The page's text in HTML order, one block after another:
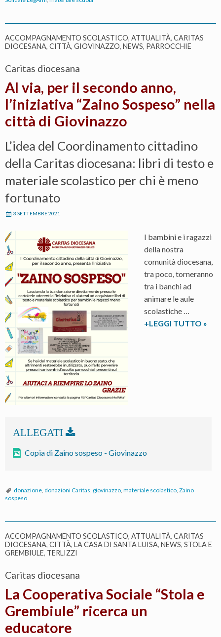
uniti
ACCOMPAGNAMENTO SCOLASTICO, ATTUALITÀ, CARITAS
DIOCESANA, CITTÀ, GIOVINAZZO, NEWS, PARROCCHIE
Caritas diocesana
Al via, per il secondo anno,
l’iniziativa “Zaino Sospeso” nella
città di Giovinazzo
L’idea del Coordinamento cittadino
della Caritas diocesana: libri di testo e
materiale scolastico per chi è meno
fortunato
3 SETTEMBRE 2021
I bambini e i ragazzi
della nostra
comunità diocesana,
tra poco, torneranno
tra i banchi ad
animare le aule
scolastiche …
+LEGGI TUTTO Al
»
Copia di Zaino sospeso - Giovinazzo
donazione, donazioni Caritas, giovinazzo, materiale scolastico, Zaino
sospeso
ACCOMPAGNAMENTO SCOLASTICO, ATTUALITÀ, CARITAS
DIOCESANA, CITTÀ, LA CASA DI SANTA LUISA, NEWS, STOLA E
GREMBIULE, TERLIZZI
Caritas diocesana
La Cooperativa Sociale “Stola e
Grembiule” ricerca un
educatore